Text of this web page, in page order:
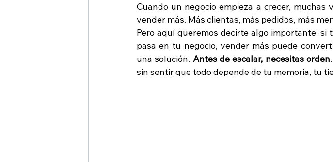
Productividad Organización de negocio
Cuando un negocio empieza a crecer, muchas
vender más. Más clientas, más pedidos, más
Pero aquí queremos decirte algo importante:
pasa en tu negocio, vender más puede
una solución. Antes de escalar, necesitas orden
sin sentir que todo depende de tu memoria, tu